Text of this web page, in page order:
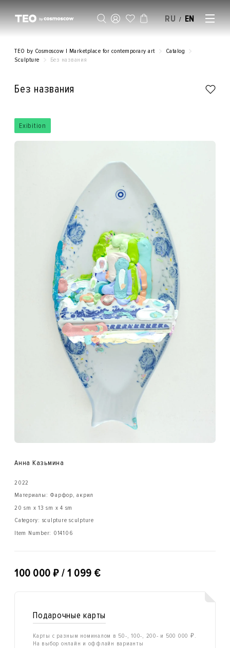
RU / EN
TEO by Cosmoscow | Marketplace for contemporary art
Catalog
Sculpture
Без названия
Без названия
Exibition
Анна Казьмина
2022
Материалы: Фарфор, акрил
20 sm x 13 sm x 4 sm
Category: sculpture sculpture
Item Number: 014106
100 000 ₽ / 1 099 €
Подарочные карты
Карты с разным номиналом в 50-, 100-, 200- и 500 000 ₽.
На выбор онлайн и оффлайн варианты